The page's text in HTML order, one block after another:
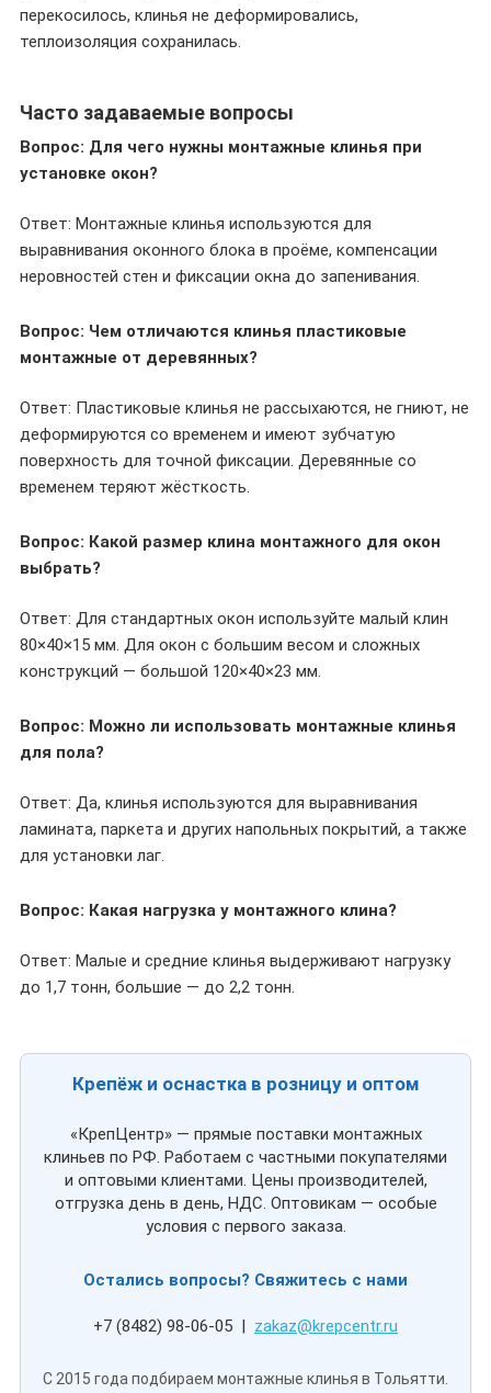
перекосилось, клинья не деформировались,
теплоизоляция сохранилась.
Часто задаваемые вопросы
Вопрос: Для чего нужны монтажные клинья при
установке окон?
Ответ: Монтажные клинья используются для
выравнивания оконного блока в проёме, компенсации
неровностей стен и фиксации окна до запенивания.
Вопрос: Чем отличаются клинья пластиковые
монтажные от деревянных?
Ответ: Пластиковые клинья не рассыхаются, не гниют, не
деформируются со временем и имеют зубчатую
поверхность для точной фиксации. Деревянные со
временем теряют жёсткость.
Вопрос: Какой размер клина монтажного для окон
выбрать?
Ответ: Для стандартных окон используйте малый клин
80×40×15 мм. Для окон с большим весом и сложных
конструкций — большой 120×40×23 мм.
Вопрос: Можно ли использовать монтажные клинья
для пола?
Ответ: Да, клинья используются для выравнивания
ламината, паркета и других напольных покрытий, а также
для установки лаг.
Вопрос: Какая нагрузка у монтажного клина?
Ответ: Малые и средние клинья выдерживают нагрузку
до 1,7 тонн, большие — до 2,2 тонн.
Крепёж и оснастка в розницу и оптом
«КрепЦентр» — прямые поставки монтажных
клиньев по РФ. Работаем с частными покупателями
и оптовыми клиентами. Цены производителей,
отгрузка день в день, НДС. Оптовикам — особые
условия с первого заказа.
Остались вопросы? Свяжитесь с нами
+7 (8482) 98-06-05 | zakaz@krepcentr.ru
С 2015 года подбираем монтажные клинья в Тольятти.